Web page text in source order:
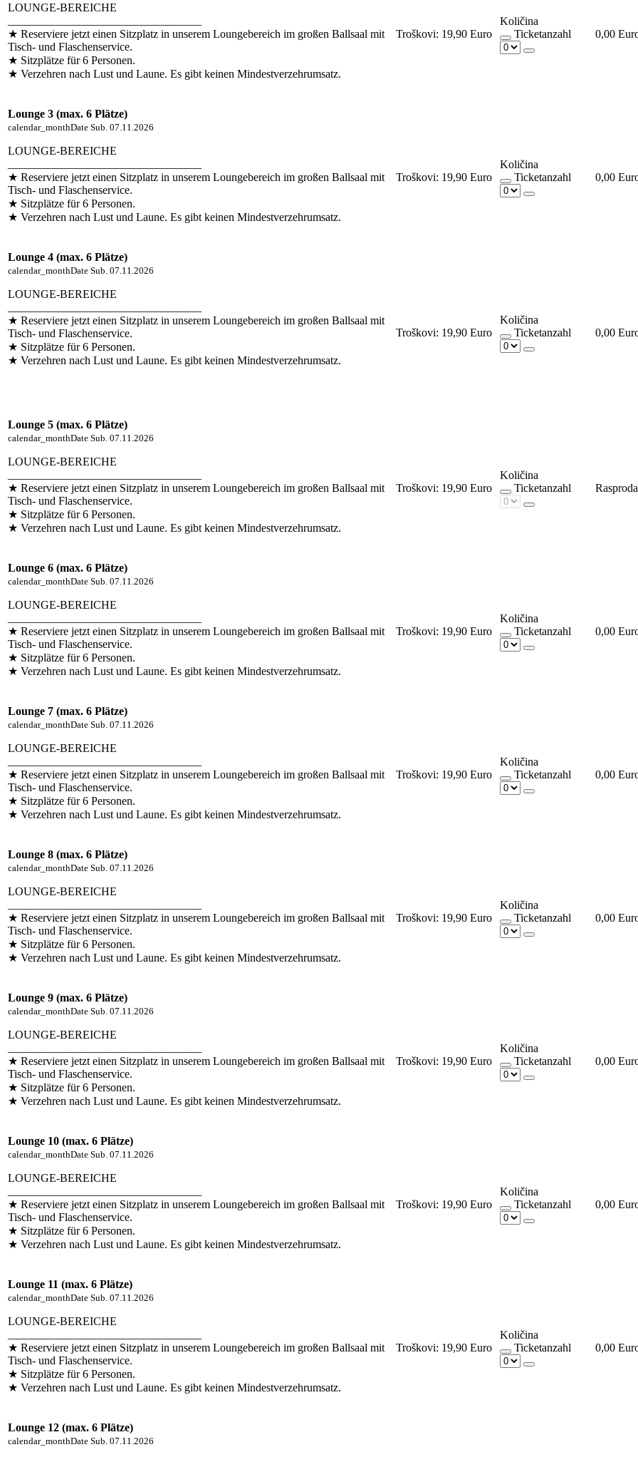
LOUNGE-BEREICHE
★ Reserviere jetzt einen Sitzplatz in unserem Loungebereich im großen Ballsaal mit
Tisch- und Flaschenservice.
★ Sitzplätze für 6 Personen.
★ Verzehren nach Lust und Laune. Es gibt keinen Mindestverzehrumsatz.
Troškovi: 19,90 Euro
Količina
Ticketanzahl
0,00
Lounge 3 (max. 6 Plätze)
calendar_monthDate Sub. 07.11.2026
LOUNGE-BEREICHE
★ Reserviere jetzt einen Sitzplatz in unserem Loungebereich im großen Ballsaal mit
Tisch- und Flaschenservice.
★ Sitzplätze für 6 Personen.
★ Verzehren nach Lust und Laune. Es gibt keinen Mindestverzehrumsatz.
Troškovi: 19,90 Euro
Količina
Ticketanzahl
0,00
Lounge 4 (max. 6 Plätze)
calendar_monthDate Sub. 07.11.2026
LOUNGE-BEREICHE
★ Reserviere jetzt einen Sitzplatz in unserem Loungebereich im großen Ballsaal mit
Tisch- und Flaschenservice.
★ Sitzplätze für 6 Personen.
★ Verzehren nach Lust und Laune. Es gibt keinen Mindestverzehrumsatz.
Troškovi: 19,90 Euro
Količina
Ticketanzahl
0,00
Lounge 5 (max. 6 Plätze)
calendar_monthDate Sub. 07.11.2026
LOUNGE-BEREICHE
★ Reserviere jetzt einen Sitzplatz in unserem Loungebereich im großen Ballsaal mit
Tisch- und Flaschenservice.
★ Sitzplätze für 6 Personen.
★ Verzehren nach Lust und Laune. Es gibt keinen Mindestverzehrumsatz.
Troškovi: 19,90 Euro
Količina
Ticketanzahl
Lounge 6 (max. 6 Plätze)
calendar_monthDate Sub. 07.11.2026
LOUNGE-BEREICHE
★ Reserviere jetzt einen Sitzplatz in unserem Loungebereich im großen Ballsaal mit
Tisch- und Flaschenservice.
★ Sitzplätze für 6 Personen.
★ Verzehren nach Lust und Laune. Es gibt keinen Mindestverzehrumsatz.
Troškovi: 19,90 Euro
Količina
Ticketanzahl
0,00
Lounge 7 (max. 6 Plätze)
calendar_monthDate Sub. 07.11.2026
LOUNGE-BEREICHE
★ Reserviere jetzt einen Sitzplatz in unserem Loungebereich im großen Ballsaal mit
Tisch- und Flaschenservice.
★ Sitzplätze für 6 Personen.
★ Verzehren nach Lust und Laune. Es gibt keinen Mindestverzehrumsatz.
Troškovi: 19,90 Euro
Količina
Ticketanzahl
0,00
Lounge 8 (max. 6 Plätze)
calendar_monthDate Sub. 07.11.2026
LOUNGE-BEREICHE
★ Reserviere jetzt einen Sitzplatz in unserem Loungebereich im großen Ballsaal mit
Tisch- und Flaschenservice.
★ Sitzplätze für 6 Personen.
★ Verzehren nach Lust und Laune. Es gibt keinen Mindestverzehrumsatz.
Troškovi: 19,90 Euro
Količina
Ticketanzahl
0,00
Lounge 9 (max. 6 Plätze)
calendar_monthDate Sub. 07.11.2026
LOUNGE-BEREICHE
★ Reserviere jetzt einen Sitzplatz in unserem Loungebereich im großen Ballsaal mit
Tisch- und Flaschenservice.
★ Sitzplätze für 6 Personen.
★ Verzehren nach Lust und Laune. Es gibt keinen Mindestverzehrumsatz.
Troškovi: 19,90 Euro
Količina
Ticketanzahl
0,00
Lounge 10 (max. 6 Plätze)
calendar_monthDate Sub. 07.11.2026
LOUNGE-BEREICHE
★ Reserviere jetzt einen Sitzplatz in unserem Loungebereich im großen Ballsaal mit
Tisch- und Flaschenservice.
★ Sitzplätze für 6 Personen.
★ Verzehren nach Lust und Laune. Es gibt keinen Mindestverzehrumsatz.
Troškovi: 19,90 Euro
Količina
Ticketanzahl
0,00
Lounge 11 (max. 6 Plätze)
calendar_monthDate Sub. 07.11.2026
LOUNGE-BEREICHE
★ Reserviere jetzt einen Sitzplatz in unserem Loungebereich im großen Ballsaal mit
Tisch- und Flaschenservice.
★ Sitzplätze für 6 Personen.
★ Verzehren nach Lust und Laune. Es gibt keinen Mindestverzehrumsatz.
Troškovi: 19,90 Euro
Količina
Ticketanzahl
0,00
Lounge 12 (max. 6 Plätze)
calendar_monthDate Sub. 07.11.2026